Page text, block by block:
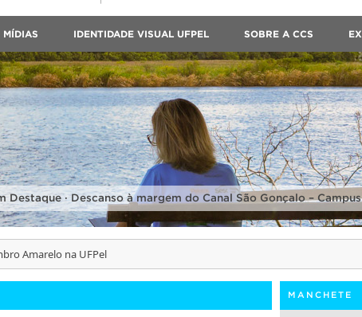
MÍDIAS IDENTIDADE VISUAL UFPEL SOBRE A CCS
Destaque · Descanso à margem do Canal São Gonçalo –
Amarelo na UFPel
MANCHETE